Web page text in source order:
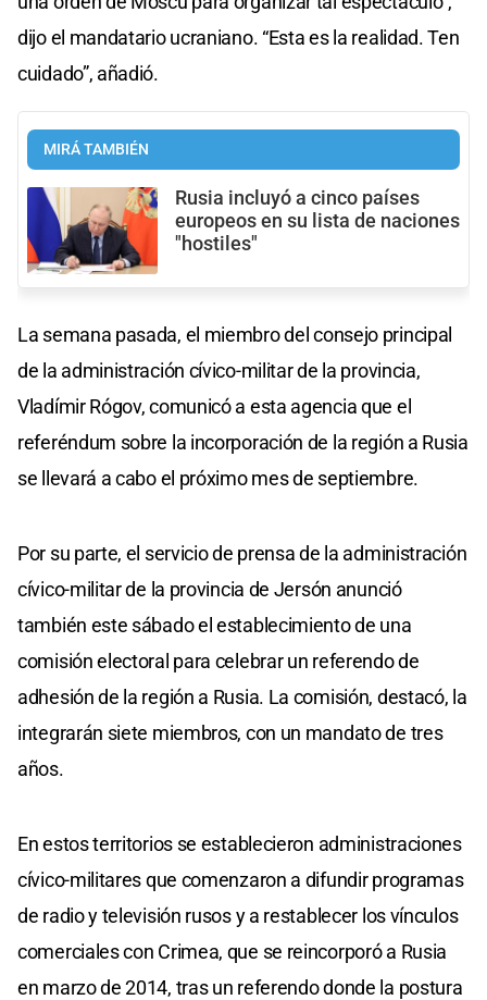
dijo el mandatario ucraniano. “Esta es la realidad. Ten
cuidado”, añadió.
MIRÁ TAMBIÉN
Rusia incluyó a cinco países
europeos en su lista de naciones
"hostiles"
La semana pasada, el miembro del consejo principal
de la administración cívico-militar de la provincia,
Vladímir Rógov, comunicó a esta agencia que el
referéndum sobre la incorporación de la región a Rusia
se llevará a cabo el próximo mes de septiembre.
Por su parte, el servicio de prensa de la administración
cívico-militar de la provincia de Jersón anunció
también este sábado el establecimiento de una
comisión electoral para celebrar un referendo de
adhesión de la región a Rusia. La comisión, destacó, la
integrarán siete miembros, con un mandato de tres
años.
En estos territorios se establecieron administraciones
cívico-militares que comenzaron a difundir programas
de radio y televisión rusos y a restablecer los vínculos
comerciales con Crimea, que se reincorporó a Rusia
en marzo de 2014, tras un referendo donde la postura